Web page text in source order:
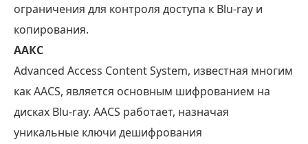
ограничения для контроля доступа к Blu-ray и
копирования.
ААКС
Advanced Access Content System, известная многим
как AACS, является основным шифрованием на
дисках Blu-ray. AACS работает, назначая
уникальные ключи дешифрования